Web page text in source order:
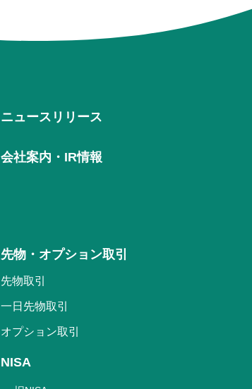
ニュースリリース
会社案内・IR情報
先物・オプション取引
先物取引
一日先物取引
オプション取引
NISA